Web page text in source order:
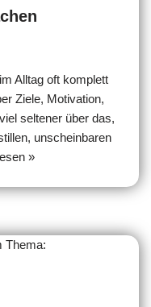
Alltag oft komplett
Ziele, Motivation,
seltener über das,
unscheinbaren
»